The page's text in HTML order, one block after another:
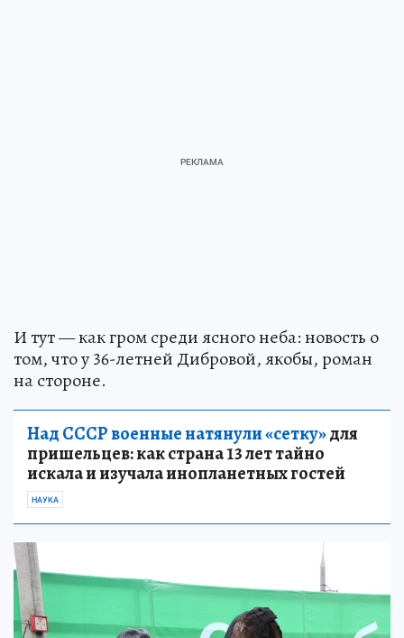
И тут — как гром среди ясного неба: новость о
том, что у 36-летней Дибровой, якобы, роман
на стороне.
Над СССР военные натянули «сетку»для
пришельцев: как страна 13 лет тайно
искала и изучала инопланетных гостей
НАУКА